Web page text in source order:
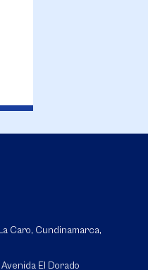
Caro, Cundinamarca,
El Dorado